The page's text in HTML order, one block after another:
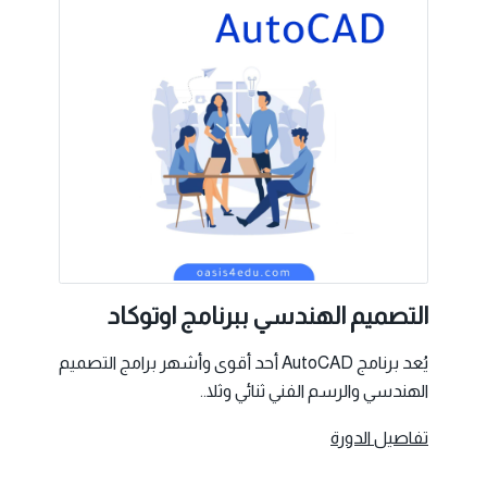
التصميم الهندسي ببرنامج اوتوكاد
يُعد برنامج AutoCAD أحد أقوى وأشهر برامج التصميم
الهندسي والرسم الفني ثنائي وثلا..
تفاصيل الدورة